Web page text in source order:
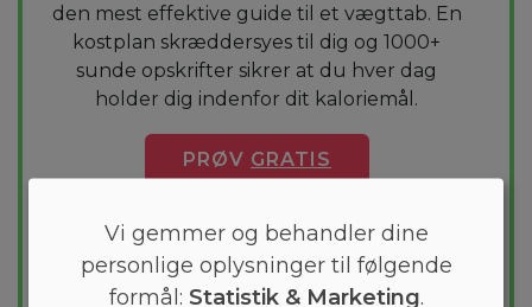
den mest effektive guide til et vægttab. En
kostplan skræddersyes til dig og 1000+
sunde opskrifter sikrer at du hver dag
holder dig indenfor dit kaloriemål.
PRØV GRATIS
Vi gemmer og behandler dine
personlige oplysninger til følgende
formål: Statistik & Marketing.